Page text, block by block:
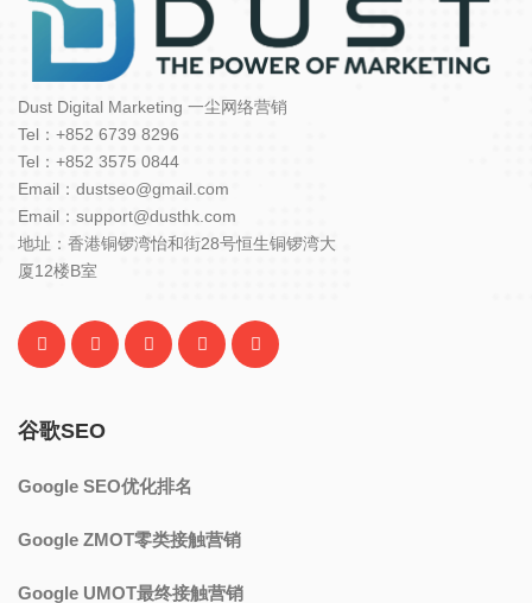
Dust Digital Marketing 一尘网络营销
Tel：+852 6739 8296
Tel：+852 3575 0844
Email：dustseo@gmail.com
Email：support@dusthk.com
地址：香港铜锣湾怡和街28号恒生铜锣湾大
厦12楼B室
谷歌SEO
Google SEO优化排名
Google ZMOT零类接触营销
Google UMOT最终接触营销